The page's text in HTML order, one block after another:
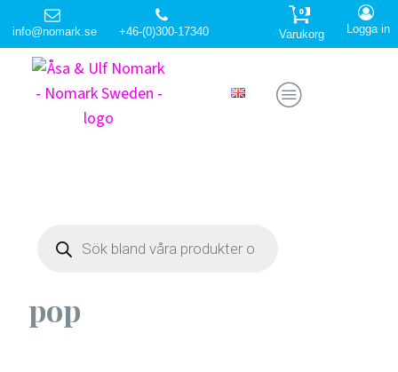
info@nomark.se +46-(0)300-17340
0
Varukorg Logga in
Products
search
pop